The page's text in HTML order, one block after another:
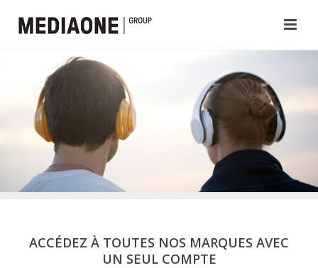
ACCÉDEZ À TOUTES NOS MARQUES AVEC
UN SEUL COMPTE